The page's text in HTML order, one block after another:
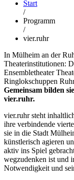
Start
/
Programm
/
vier.ruhr
In Mülheim an der
Theaterinstitutionen:
Ensembletheater
Ringlokschuppen
Gemeinsam bilden
vier.ruhr.
vier.ruhr steht
ihre verbindende
sie in die Stadt
künstlerisch agieren
aktiv ins Spiel
wegzudenken ist und
Notwendigkeit und